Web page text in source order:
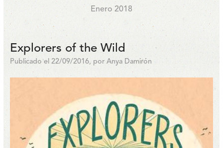
Enero 2018
Explorers of the Wild
Publicado el 22/09/2016, por Anya Damirón